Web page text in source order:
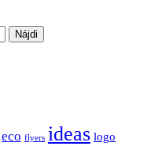
eco flyers ideas logo